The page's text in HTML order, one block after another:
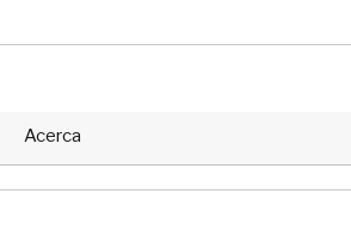
Acerca